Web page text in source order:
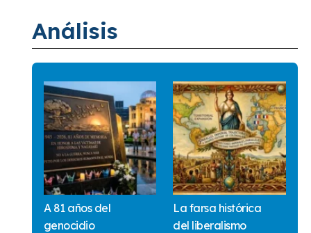
Análisis
A 81 años del
genocidio
La farsa histórica
del liberalismo